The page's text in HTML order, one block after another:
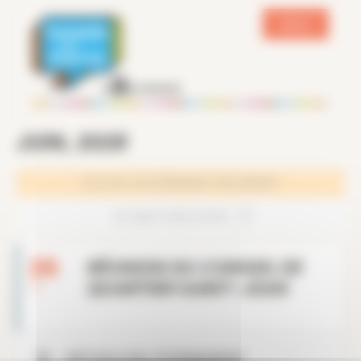
JUIN, 2026
26
RÉUNION DU CONSEIL DE
Panneau de gestion des cookies